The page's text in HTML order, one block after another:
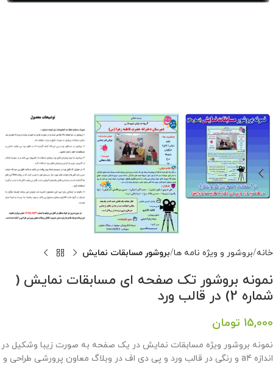
خانه بروشور و ویژه نامه ها بروشور مسابقات نمایش
نمونه بروشور تک صفحه ای مسابقات نمایش (
شماره 2) در قالب ورد
15,000 تومان
نمونه بروشور ویژه مسابقات نمایش در یک صفحه به صورت زیبا وشکیل در
اندازه a4 و رنگی در قالب ورد و پی دی اف در وبلاگ معاون پرورشی طراحی و